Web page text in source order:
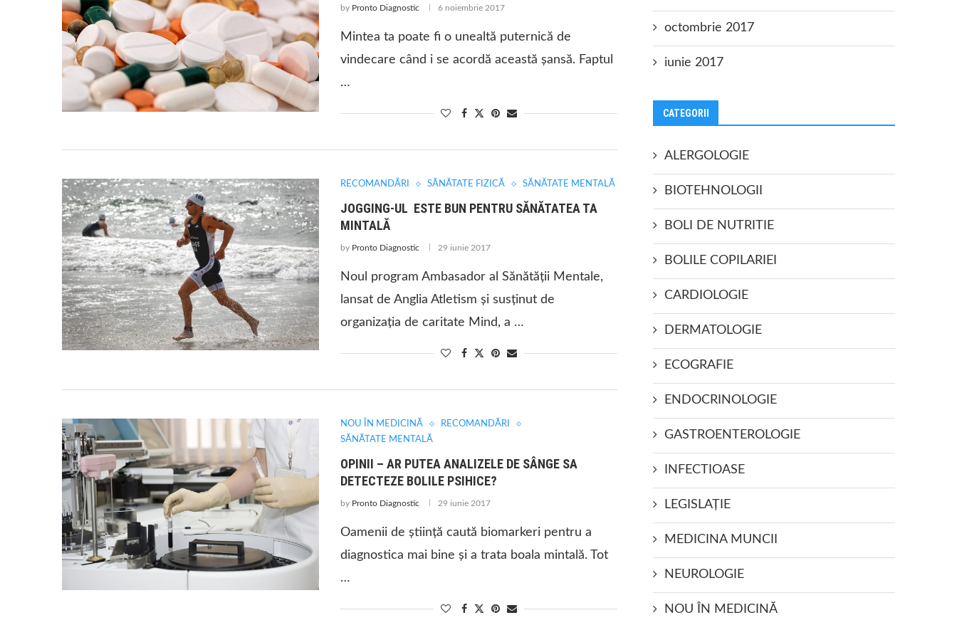
by Pronto Diagnostic 6 noiembrie 2017
Mintea ta poate fi o unealtă puternică de
vindecare când i se acordă această șansă. Faptul
…
RECOMANDĂRI SĂNĂTATE FIZICĂ SĂNĂTATE MENTALĂ
JOGGING-UL ESTE BUN PENTRU SĂNĂTATEA TA
MINTALĂ
by Pronto Diagnostic 29 iunie 2017
Noul program Ambasador al Sănătății Mentale,
lansat de Anglia Atletism și susținut de
organizația de caritate Mind, a …
NOU ÎN MEDICINĂ
RECOMANDĂRI
SĂNĂTATE MENTALĂ
OPINII – AR PUTEA ANALIZELE DE SÂNGE SA
DETECTEZE BOLILE PSIHICE?
by Pronto Diagnostic 29 iunie 2017
Oamenii de știință caută biomarkeri pentru a
diagnostica mai bine și a trata boala mintală. Tot
…
octombrie 2017
iunie 2017
CATEGORII
ALERGOLOGIE
BIOTEHNOLOGII
BOLI DE NUTRITIE
BOLILE COPILARIEI
CARDIOLOGIE
DERMATOLOGIE
ECOGRAFIE
ENDOCRINOLOGIE
GASTROENTEROLOGIE
INFECTIOASE
LEGISLAŢIE
MEDICINA MUNCII
NEUROLOGIE
NOU ÎN MEDICINĂ